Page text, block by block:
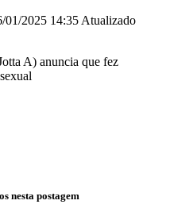
01/2025 14:35 Atualizado
nesta postagem